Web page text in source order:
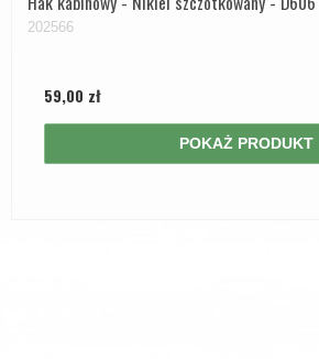
202566
59,00 zł
POKAŻ PRODUKT